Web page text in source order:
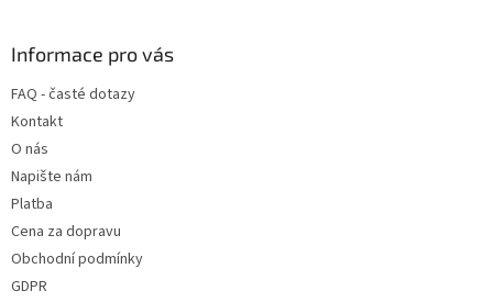
Informace pro vás
FAQ - časté dotazy
Kontakt
O nás
Napište nám
Platba
Cena za dopravu
Obchodní podmínky
GDPR